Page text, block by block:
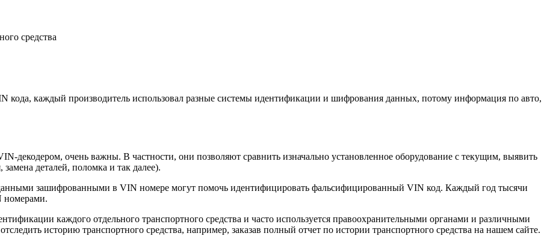
средства
кода, каждый производитель использовал разные системы идентификации и шифрования данных, потому информация по авто,
декодером, очень важны. В частности, они позволяют сравнить изначально установленное оборудование с текущим, выявить
деталей, поломка и так далее).
данными зашифрованными в VIN номере могут помочь идентифицировать фальсифицированный VIN код. Каждый год тысячи
номерами.
каждого отдельного транспортного средства и часто используется правоохранительными органами и различными
историю транспортного средства, например, заказав полный отчет по истории транспортного средства на нашем сайте.